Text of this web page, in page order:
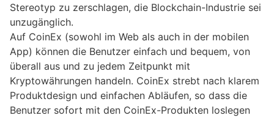
Stereotyp zu zerschlagen, die Blockchain-Industrie sei
unzugänglich.
Auf CoinEx (sowohl im Web als auch in der mobilen
App) können die Benutzer einfach und bequem, von
überall aus und zu jedem Zeitpunkt mit
Kryptowährungen handeln. CoinEx strebt nach klarem
Produktdesign und einfachen Abläufen, so dass die
Benutzer sofort mit den CoinEx-Produkten loslegen